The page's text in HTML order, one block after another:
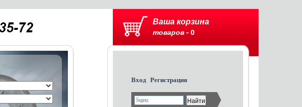
Ваша корзина
товаров - 0
Вход Регистрация